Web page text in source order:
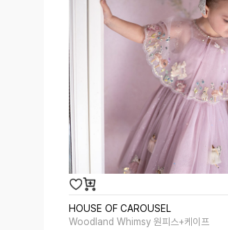
HOUSE OF CAROUSEL
Woodland Whimsy 원피스+케이프